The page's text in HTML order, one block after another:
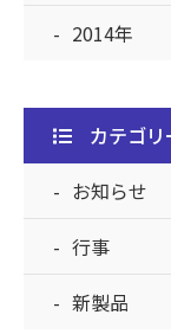
2014年
カテゴリ
お知らせ
行事
新製品